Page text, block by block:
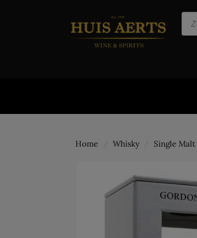
Home / Whisky / Single Malt